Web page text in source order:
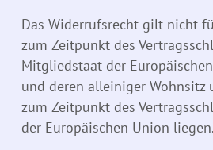
Das Widerrufsrecht gilt nicht
zum Zeitpunkt des
Mitgliedstaat der
und deren alleiniger Wohnsitz
zum Zeitpunkt des
der Europäischen Union liegen.